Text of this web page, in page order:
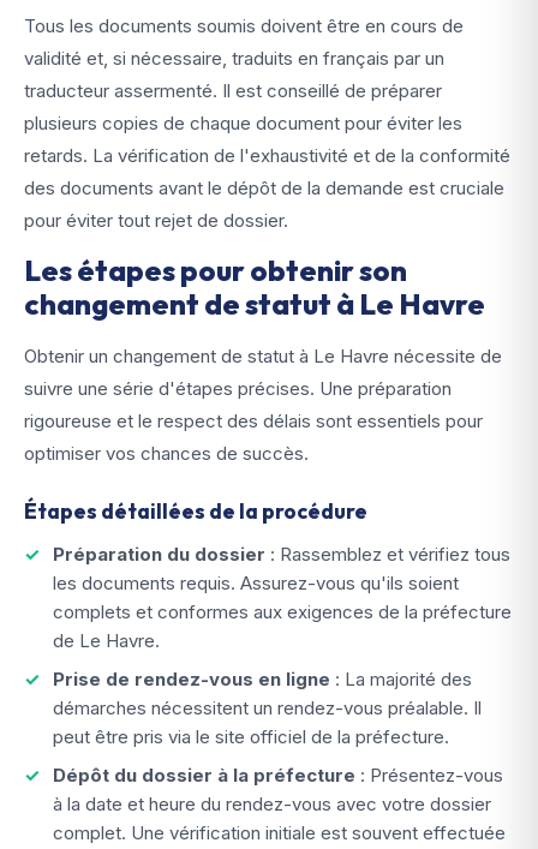
Tous les documents soumis doivent être en cours de
validité et, si nécessaire, traduits en français par un
traducteur assermenté. Il est conseillé de préparer
plusieurs copies de chaque document pour éviter les
retards. La vérification de l'exhaustivité et de la conformité
des documents avant le dépôt de la demande est cruciale
pour éviter tout rejet de dossier.
Les étapes pour obtenir son
changement de statut à Le Havre
Obtenir un changement de statut à Le Havre nécessite de
suivre une série d'étapes précises. Une préparation
rigoureuse et le respect des délais sont essentiels pour
optimiser vos chances de succès.
Étapes détaillées de la procédure
Préparation du dossier : Rassemblez et vérifiez tous
les documents requis. Assurez-vous qu'ils soient
complets et conformes aux exigences de la préfecture
de Le Havre.
Prise de rendez-vous en ligne : La majorité des
démarches nécessitent un rendez-vous préalable. Il
peut être pris via le site officiel de la préfecture.
Dépôt du dossier à la préfecture : Présentez-vous
à la date et heure du rendez-vous avec votre dossier
complet. Une vérification initiale est souvent effectuée